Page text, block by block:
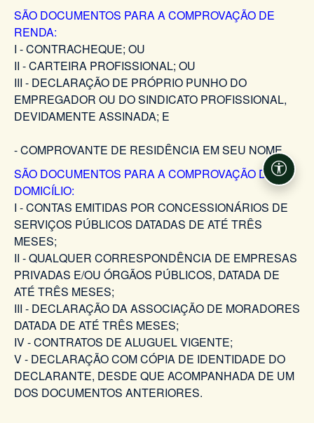
SÃO DOCUMENTOS PARA A COMPROVAÇÃO DE
RENDA:
I - CONTRACHEQUE; OU
II - CARTEIRA PROFISSIONAL; OU
III - DECLARAÇÃO DE PRÓPRIO PUNHO DO
EMPREGADOR OU DO SINDICATO PROFISSIONAL,
DEVIDAMENTE ASSINADA; E
- COMPROVANTE DE RESIDÊNCIA EM SEU NOME
SÃO DOCUMENTOS PARA A COMPROVAÇÃO DO
DOMICÍLIO:
I - CONTAS EMITIDAS POR CONCESSIONÁRIOS DE
SERVIÇOS PÚBLICOS DATADAS DE ATÉ TRÊS
MESES;
II - QUALQUER CORRESPONDÊNCIA DE EMPRESAS
PRIVADAS E/OU ÓRGÃOS PÚBLICOS, DATADA DE
ATÉ TRÊS MESES;
III - DECLARAÇÃO DA ASSOCIAÇÃO DE MORADORES
DATADA DE ATÉ TRÊS MESES;
IV - CONTRATOS DE ALUGUEL VIGENTE;
V - DECLARAÇÃO COM CÓPIA DE IDENTIDADE DO
DECLARANTE, DESDE QUE ACOMPANHADA DE UM
DOS DOCUMENTOS ANTERIORES.